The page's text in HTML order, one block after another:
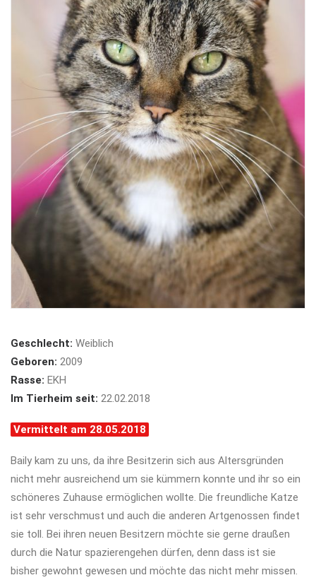
Geschlecht: Weiblich
Geboren: 2009
Rasse: EKH
Im Tierheim seit: 22.02.2018
Vermittelt am 28.05.2018
Baily kam zu uns, da ihre Besitzerin sich aus Altersgründen
nicht mehr ausreichend um sie kümmern konnte und ihr so ein
schöneres Zuhause ermöglichen wollte. Die freundliche Katze
ist sehr verschmust und auch die anderen Artgenossen findet
sie toll. Bei ihren neuen Besitzern möchte sie gerne draußen
durch die Natur spazierengehen dürfen, denn dass ist sie
bisher gewohnt gewesen und möchte das nicht mehr missen.